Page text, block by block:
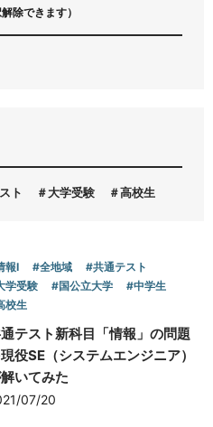
除できます）
ト 大学受験 高校生
報Ⅰ #全地域
#共通テスト
学受験
#国公立大学
#中学生
校生
テスト新科目「情報」の問題
役SE（システムエンジニア）
いてみた
07/20